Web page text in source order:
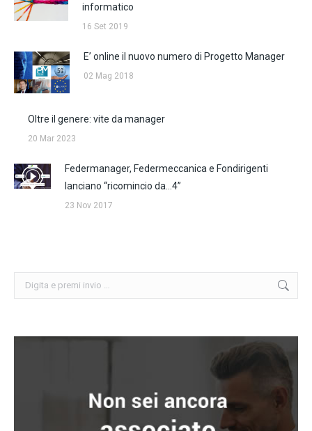
informatico
16 Set 2019
E’ online il nuovo numero di Progetto Manager
02 Mag 2018
Oltre il genere: vite da manager
20 Mar 2023
Federmanager, Federmeccanica e Fondirigenti
lanciano “ricomincio da…4”
23 Nov 2017
Cerca: